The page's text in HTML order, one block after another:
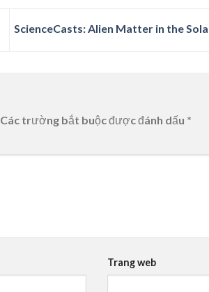
ScienceCasts: Alien Matter in the
Các trường bắt buộc được đánh dấu *
Trang web